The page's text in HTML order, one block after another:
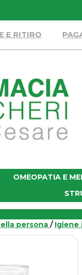
E RITIRO
OMEOPATIA E
persona / Igiene